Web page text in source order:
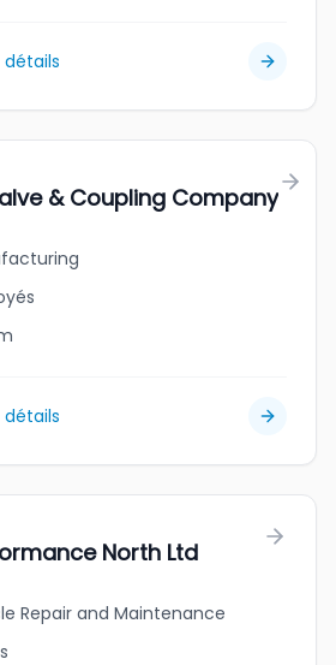
détails
& Coupling Company
détails
North Ltd
Repair and Maintenance